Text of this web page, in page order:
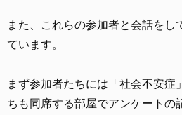
また、これらの参加者と会話を
ています。
まず参加者たちには「社会不安
ちも同席する部屋でアンケート